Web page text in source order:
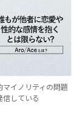
マイノリティの問題
している